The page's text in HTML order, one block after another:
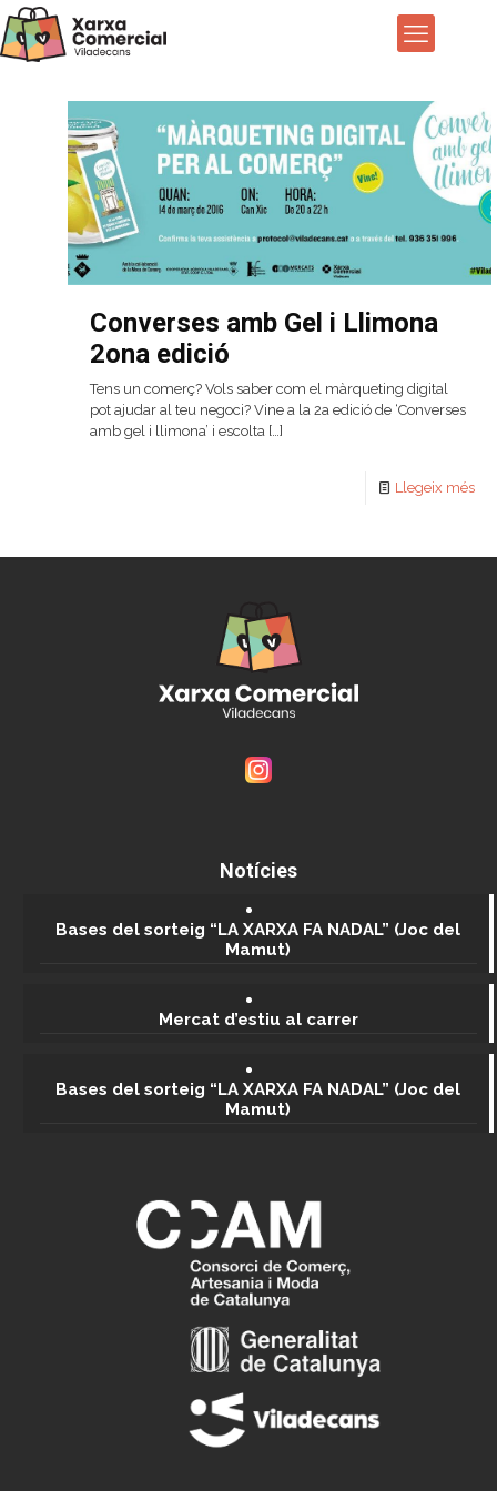
Converses amb Gel i Llimona
2ona edició
Tens un comerç? Vols saber com el màrqueting digital
pot ajudar al teu negoci? Vine a la 2a edició de ‘Converses
amb gel i llimona’ i escolta […]
Llegeix més
Notícies
Bases del sorteig “LA XARXA FA NADAL” (Joc del
Mamut)
Mercat d’estiu al carrer
Bases del sorteig “LA XARXA FA NADAL” (Joc del
Mamut)